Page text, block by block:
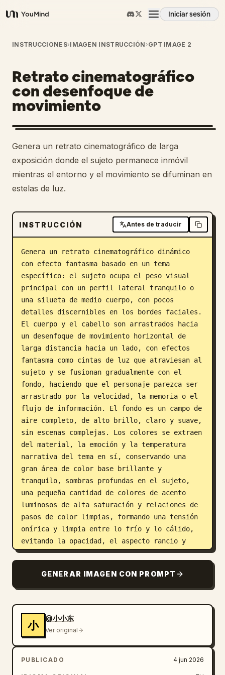
YouMind
Iniciar sesión
Resumen
Casos de uso
Habilidades
Prompts
Precios
Blog
Actualizaciones
INSTRUCCIONES›IMAGEN INSTRUCCIÓN ›GPT IMAGE 2
Retrato cinematográfico
con desenfoque de
movimiento
Genera un retrato cinematográfico de larga
exposición donde el sujeto permanece inmóvil
mientras el entorno y el movimiento se difuminan en
estelas de luz.
INSTRUCCIÓN Antes de traducir
Genera un retrato cinematográfico dinámico
con efecto fantasma basado en un tema
específico: el sujeto ocupa el peso visual
principal con un perfil lateral tranquilo o
una silueta de medio cuerpo, con pocos
detalles discernibles en los bordes faciales.
El cuerpo y el cabello son arrastrados hacia
un desenfoque de movimiento horizontal de
larga distancia hacia un lado, con efectos
fantasma como cintas de luz que atraviesan al
sujeto y se fusionan gradualmente con el
fondo, haciendo que el personaje parezca ser
arrastrado por la velocidad, la memoria o el
flujo de información. El fondo es un campo de
aire completo, de alto brillo, claro y suave,
sin escenas complejas. Los colores se extraen
del material, la emoción y la temperatura
narrativa del tema en sí, conservando una
gran área de color base brillante y
tranquilo, sombras profundas en el sujeto,
una pequeña cantidad de colores de acento
luminosos de alta saturación y relaciones de
pasos de color limpias, formando una tensión
onírica y limpia entre lo frío y lo cálido,
evitando la opacidad, el aspecto rancio y
grisáceo. La luz es suave y difusa, el
tienen un ligero grano de película y
desenfoque de lente, pero la sensación
moderna. La densidad de información es muy
baja, dejando una gran cantidad de espacio
aéreo para que la sensación de velocidad
respire; el texto se utiliza como parte de la
estructura visual con fuentes sans-serif
GENERAR IMAGEN CON PROMPT
小
@小小东
Ver original
PUBLICADO 4 jun 2026